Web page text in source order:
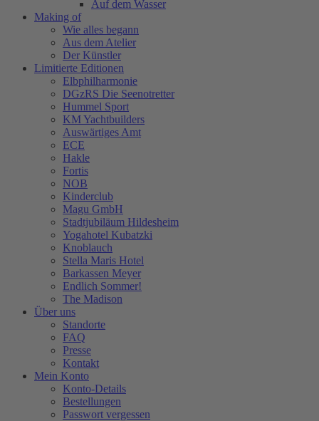
Auf dem Wasser
Making of
Wie alles begann
Aus dem Atelier
Der Künstler
Limitierte Editionen
Elbphilharmonie
DGzRS Die Seenotretter
Hummel Sport
KM Yachtbuilders
Auswärtiges Amt
ECE
Hakle
Fortis
NOB
Kinderclub
Magu GmbH
Stadtjubiläum Hildesheim
Yogahotel Kubatzki
Knoblauch
Stella Maris Hotel
Barkassen Meyer
Endlich Sommer!
The Madison
Über uns
Standorte
FAQ
Presse
Kontakt
Mein Konto
Konto-Details
Bestellungen
Passwort vergessen